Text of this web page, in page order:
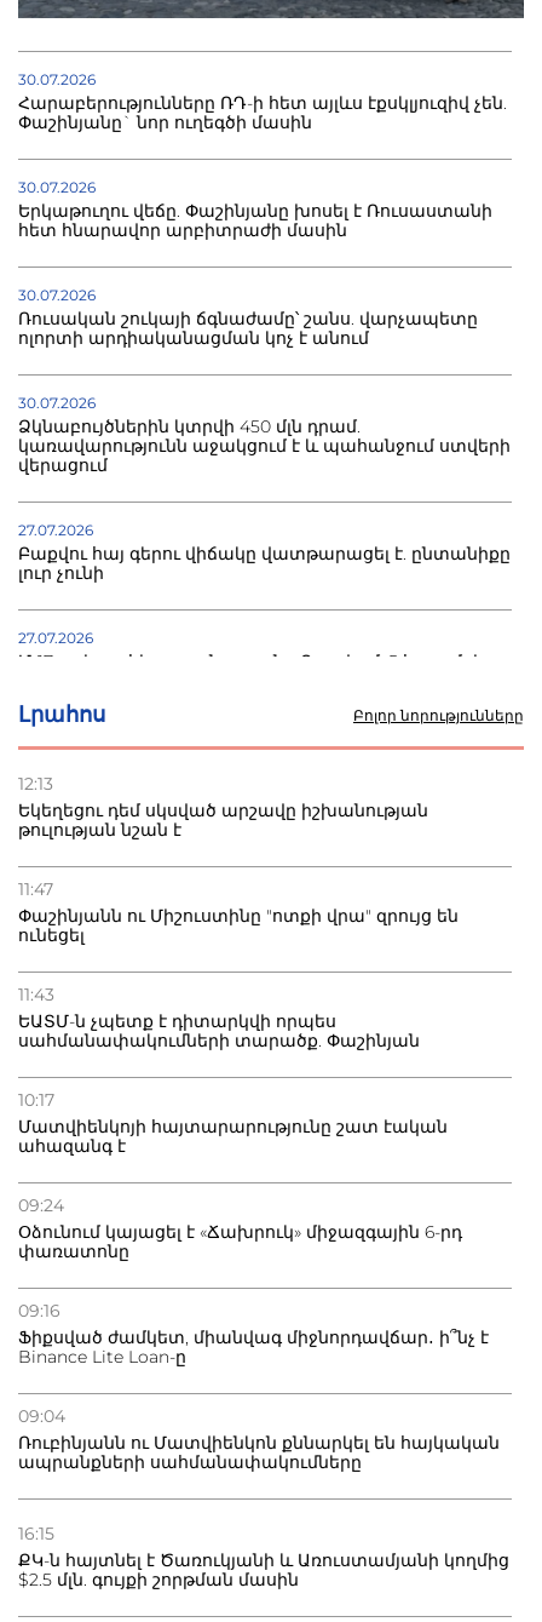
Լրահոս Բոլոր նորությունները
12:13
Եկեղեցու դեմ սկսված արշավը իշխանության
թուլության նշան է
11:47
Փաշինյանն ու Միշուստինը "ոտքի վրա" զրույց են
ունեցել
11:43
ԵԱՏՄ-ն չպետք է դիտարկվի որպես
սահմանափակումների տարածք. Փաշինյան
10:17
Մատվիենկոյի հայտարարությունը շատ էական
ահազանգ է
09:24
Օձունում կայացել է «Ճախրուկ» միջազգային 6-րդ
փառատոնը
09:16
Ֆիքսված ժամկետ, միանվագ միջնորդավճար․ ի՞նչ է
Binance Lite Loan-ը
09:04
Ռուբինյանն ու Մատվիենկոն քննարկել են հայկական
ապրանքների սահմանափակումները
16:15
ՔԿ-ն հայտնել է Ծառուկյանի և Առուստամյանի կողմից
$2.5 մլն. գույքի շորթման մասին
30.07.2026
Հարաբերությունները ՌԴ-ի հետ այլևս էքսկլյուզիվ չեն.
Փաշինյանը` նոր ուղեգծի մասին
30.07.2026
Երկաթուղու վեճը. Փաշինյանը խոսել է Ռուսաստանի
հետ հնարավոր արբիտրաժի մասին
30.07.2026
Ռուսական շուկայի ճգնաժամը՝ շանս. վարչապետը
ոլորտի արդիականացման կոչ է անում
30.07.2026
Ձկնաբույծներին կտրվի 450 մլն դրամ.
կառավարությունն աջակցում է և պահանջում ստվերի
վերացում
27.07.2026
Բաքվու հայ գերու վիճակը վատթարացել է. ընտանիքը
լուր չունի
27.07.2026
Մ-17 աշխարհի առաջնությունը Բաքվում. 5 հայ ըմբիշ
22.07.2026
տուժածներ կան
բնակվել Ռուսաստանում
Բաքվի բանտից գեներալ Մանուկյանը դիմել է
Փաշինյանին